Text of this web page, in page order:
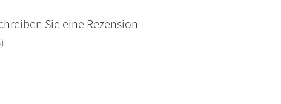
Sie eine Rezension